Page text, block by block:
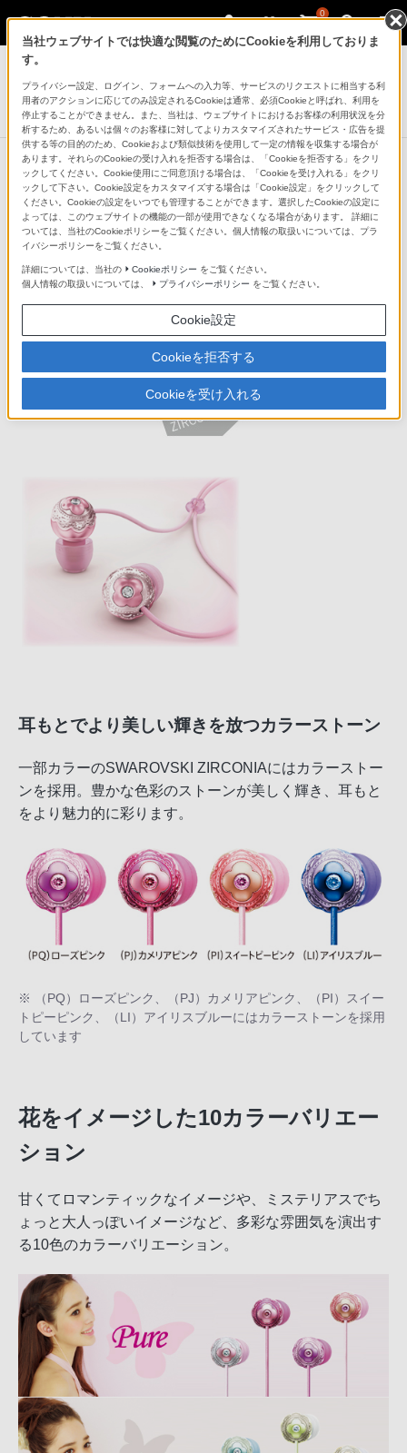
0
ヘッドホン
密閉型インナーイヤーレシーバー
MDR-EX140LP
MADE WITH SWAROVSKI
ZIRCONIA
美しい輝きを放つ大粒のSWAROVSKI ZIRCONIAが上品
さと女性らしさを演出。花をイメージした筐体の中央で
耳もとでより美しい輝きを放つカラーストーン
一部カラーのSWAROVSKI ZIRCONIAにはカラーストー
ンを採用。豊かな色彩のストーンが美しく輝き、耳もと
をより魅力的に彩ります。
※ （PQ）ローズピンク、（PJ）カメリアピンク、（PI）スイー
トピーピンク、（LI）アイリスブルーにはカラーストーンを採用
しています
花をイメージした10カラーバリエー
ション
甘くてロマンティックなイメージや、ミステリアスでち
ょっと大人っぽいイメージなど、多彩な雰囲気を演出す
る10色のカラーバリエーション。
当社ウェブサイトでは快適な閲覧のためにCookieを利用しておりま
す。
プライバシー設定、ログイン、フォームへの入力等、サービスのリクエストに相当する利
用者のアクションに応じてのみ設定されるCookieは通常、必須Cookieと呼ばれ、利用を
停止することができません。また、当社は、ウェブサイトにおけるお客様の利用状況を分
析するため、あるいは個々のお客様に対してよりカスタマイズされたサービス・広告を提
供する等の目的のため、Cookieおよび類似技術を使用して一定の情報を収集する場合が
あります。それらのCookieの受け入れを拒否する場合は、「Cookieを拒否する」をクリ
ックしてください。Cookie使用にご同意頂ける場合は、「Cookieを受け入れる」をクリ
ックして下さい。Cookie設定をカスタマイズする場合は「Cookie設定」をクリックして
ください。Cookieの設定をいつでも管理することができます。選択したCookieの設定に
よっては、このウェブサイトの機能の一部が使用できなくなる場合があります。 詳細に
ついては、当社のCookieポリシーをご覧ください。個人情報の取扱いについては、プラ
イバシーポリシーをご覧ください。
詳細については、当社の Cookieポリシー をご覧ください。
個人情報の取扱いについては、
プライバシーポリシー をご覧ください。
Cookie設定
Cookieを拒否する
Cookieを受け入れる